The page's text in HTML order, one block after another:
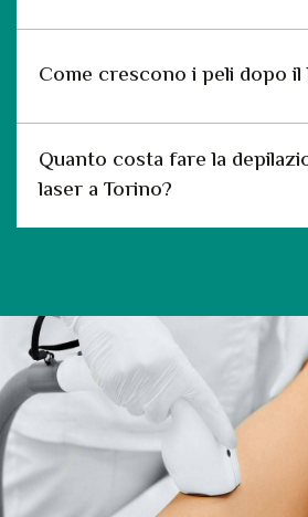
Come crescono i peli dopo il
Quanto costa fare la
laser a Torino?